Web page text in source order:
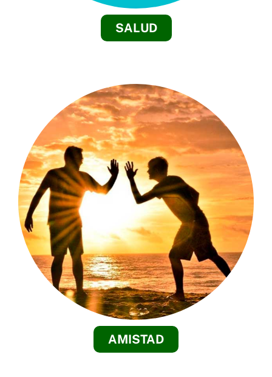
SALUD
AMISTAD